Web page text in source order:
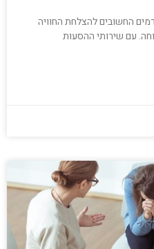
החשובים להצלחת החוויה
עם שירותי ההסעות